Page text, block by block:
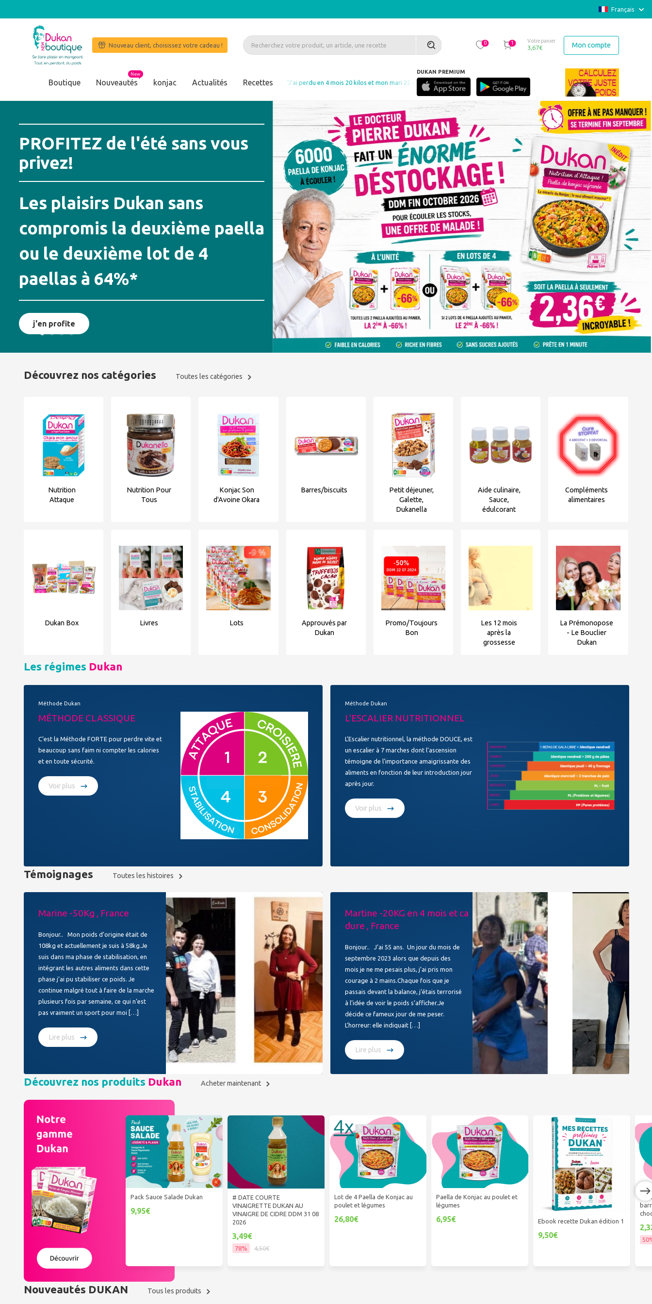
Français
Nouveau client, choisissez votre cadeau ! 0 1 Votre panier
3,67€ Mon compte
Boutique Nouveautés
New
konjac Actualités Recettes
"J'ai perdu en 4 mois 20 kilos et mon mari 22 et 8 mois après je n'ai rien repris" Martine Volle MAUBEC
DUKAN PREMIUM
PROFITEZ de l'été sans vous
privez!
Les plaisirs Dukan sans
compromis la deuxième paella
ou le deuxième lot de 4
paellas à 64%*
j'en profite
Découvrez nos catégories Toutes les catégories
Nutrition
Attaque
Nutrition Pour
Tous
Konjac Son
d'Avoine Okara
Barres/biscuits
Petit déjeuner,
Galette,
Dukanella
Aide culinaire,
Sauce,
édulcorant
Compléments
alimentaires
Dukan Box Livres Lots
Approuvés par
Dukan
Promo/Toujours
Bon
Les 12 mois
après la
grossesse
La Prémonopose
- Le Bouclier
Dukan
Les régimes Dukan
Méthode Dukan
MÉTHODE CLASSIQUE
C’est la Méthode FORTE pour perdre vite et
beaucoup sans faim ni compter les calories
et en toute sécurité.
Voir plus
Méthode Dukan
L'ESCALIER NUTRITIONNEL
L’Escalier nutritionnel, la méthode DOUCE, est
un escalier à 7 marches dont l’ascension
témoigne de l’importance amaigrissante des
aliments en fonction de leur introduction jour
après jour.
Voir plus
Témoignages Toutes les histoires
Marine -50Kg , France
Bonjour.. Mon poids d’origine était de
108kg et actuellement je suis à 58kg.Je
suis dans ma phase de stabilisation, en
intégrant les autres aliments dans cette
phase j’ai pu stabiliser ce poids. Je
continue malgré tout à faire de la marche
plusieurs fois par semaine, ce qui n’est
pas vraiment un sport pour moi […]
Lire plus
Martine -20KG en 4 mois et ca
dure , France
Bonjour.. J’ai 55 ans. Un jour du mois de
septembre 2023 alors que depuis des
mois je ne me pesais plus, j’ai pris mon
courage à 2 mains.Chaque fois que je
passais devant la balance, j’étais terrorisé
à l’idée de voir le poids s’afficher.Je
décide ce fameux jour de me peser.
L’horreur: elle indiquait […]
Lire plus
Découvrez nos produits Dukan Acheter maintenant
Pack Sauce Salade Dukan
9,95€
# DATE COURTE
VINAIGRETTE DUKAN AU
VINAIGRE DE CIDRE DDM 31 08
2026
3,49€
78% 4,50€
Lot de 4 Paella de Konjac au
poulet et légumes
26,80€
Paella de Konjac au poulet et
légumes
6,95€ Ebook recette Dukan édition 1
9,50€
#
Nouveautés DUKAN Tous les produits